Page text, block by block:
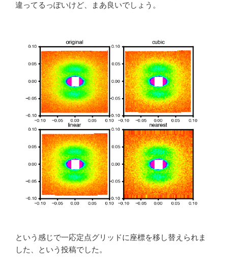
違ってるっぽいけど、まあ良いでしょう。
という感じで一応定点グリッドに座標を移し替えられま
した、という投稿でした。